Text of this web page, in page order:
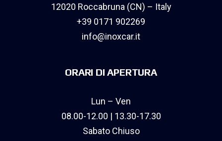
12020 Roccabruna (CN) – Italy
+39 0171 902269
info@inoxcar.it
ORARI DI APERTURA
Lun – Ven
08.00-12.00 | 13.30-17.30
Sabato Chiuso